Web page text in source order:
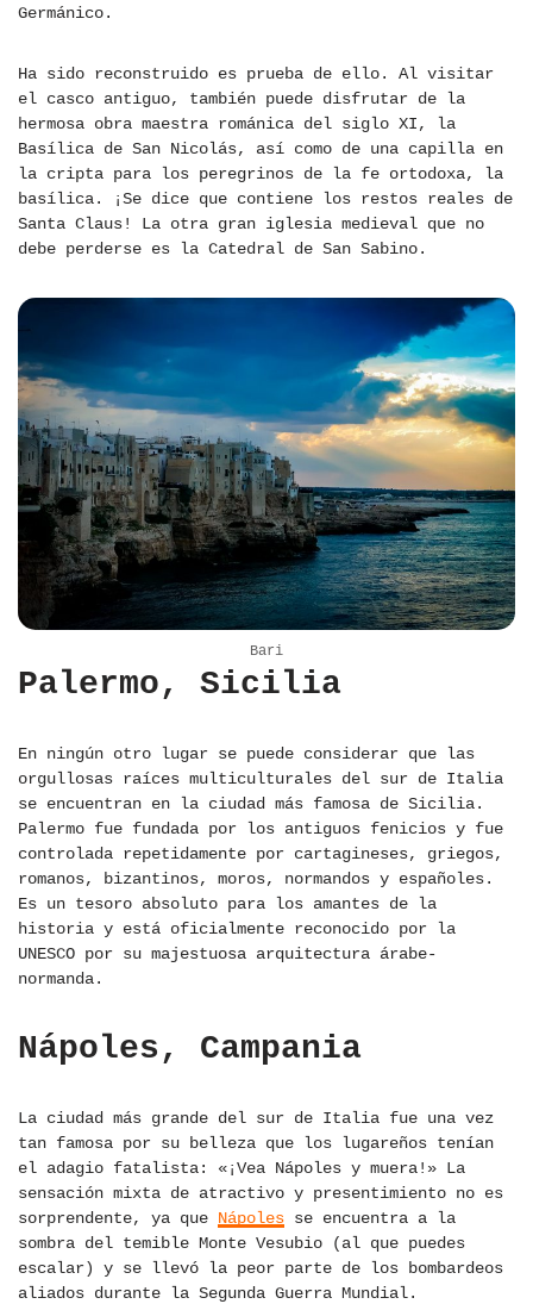
Germánico.
Ha sido reconstruido es prueba de ello. Al visitar
el casco antiguo, también puede disfrutar de la
hermosa obra maestra románica del siglo XI, la
Basílica de San Nicolás, así como de una capilla en
la cripta para los peregrinos de la fe ortodoxa, la
basílica. ¡Se dice que contiene los restos reales de
Santa Claus! La otra gran iglesia medieval que no
debe perderse es la Catedral de San Sabino.
Bari
Palermo, Sicilia
En ningún otro lugar se puede considerar que las
orgullosas raíces multiculturales del sur de Italia
se encuentran en la ciudad más famosa de Sicilia.
Palermo fue fundada por los antiguos fenicios y fue
controlada repetidamente por cartagineses, griegos,
romanos, bizantinos, moros, normandos y españoles.
Es un tesoro absoluto para los amantes de la
historia y está oficialmente reconocido por la
UNESCO por su majestuosa arquitectura árabe-
normanda.
Nápoles, Campania
La ciudad más grande del sur de Italia fue una vez
tan famosa por su belleza que los lugareños tenían
el adagio fatalista: «¡Vea Nápoles y muera!» La
sensación mixta de atractivo y presentimiento no es
sorprendente, ya que Nápoles se encuentra a la
sombra del temible Monte Vesubio (al que puedes
escalar) y se llevó la peor parte de los bombardeos
aliados durante la Segunda Guerra Mundial.